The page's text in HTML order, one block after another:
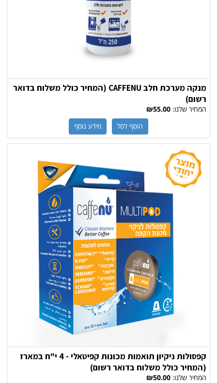
מנקה מערכת חלב CAFFENU (המחיר כולל משלוח בדואר
רשום)
המחיר שלנו: ₪55.00
הוסף לסל מידע נוסף
קפסולות ניקיון תואמות מכונות קפיטאלי - 4 י"ח במארז
(המחיר כולל משלוח בדואר רשום)
המחיר שלנו: ₪50.00